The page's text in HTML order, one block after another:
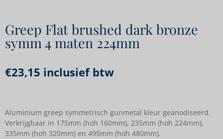
Greep Flat brushed dark bronze
symm 4 maten 224mm
€23,15 inclusief btw
Aluminium greep symmetrisch gunmetal kleur geanodiseerd.
Verkrijgbaar in 175mm (hoh 160mm), 235mm (hoh 224mm),
335mm (hoh 320mm) en 495mm (hoh 480mm).